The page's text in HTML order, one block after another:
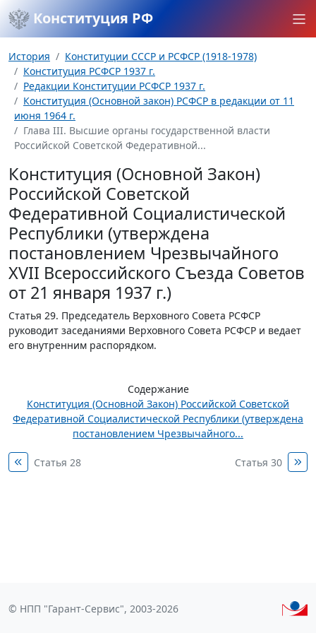
Конституция РФ
История
Конституции СССР и РСФСР (1918-1978)
Конституция РСФСР 1937 г.
Редакции Конституции РСФСР 1937 г.
Конституция (Основной закон) РСФСР в редакции от 11
июня 1964 г.
Глава III. Высшие органы государственной власти
Российской Советской Федеративной...
Конституция (Основной Закон)
Российской Советской
Федеративной Социалистической
Республики (утверждена
постановлением Чрезвычайного
XVII Всероссийского Съезда Советов
от 21 января 1937 г.)
Статья 29. Председатель Верховного Совета РСФСР
руководит заседаниями Верховного Совета РСФСР и ведает
его внутренним распорядком.
Содержание
Конституция (Основной Закон) Российской Советской
Федеративной Социалистической Республики (утверждена
постановлением Чрезвычайного...
Статья 28 Статья 30
© НПП "Гарант-Сервис", 2003-2026